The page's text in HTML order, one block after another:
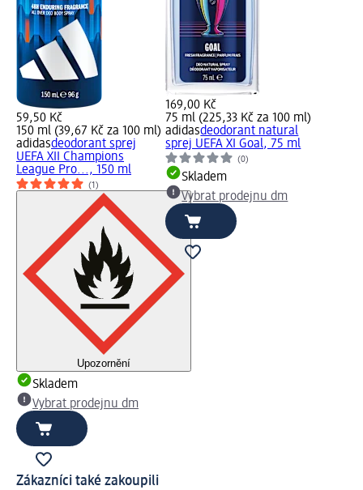
59,50 Kč
150 ml (39,67 Kč za 100 ml)
adidasdeodorant sprej
UEFA XII Champions
League Pro..., 150 ml
(1)
Upozornění
Skladem
Vybrat prodejnu dm
169,00 Kč
75 ml (225,33 Kč za 100 ml)
adidasdeodorant natural
sprej UEFA XI Goal, 75 ml
(0)
Skladem
Vybrat prodejnu dm
Zákazníci také zakoupili